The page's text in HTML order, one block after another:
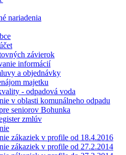
nariadenia
závierok
informácií
a objednávky
majetku
- odpadová voda
v oblasti komunálneho odpadu
seniorov Bohunka
zmlúv
zákaziek v profile od 18.4.2016
zákaziek v profile od 27.2.2014